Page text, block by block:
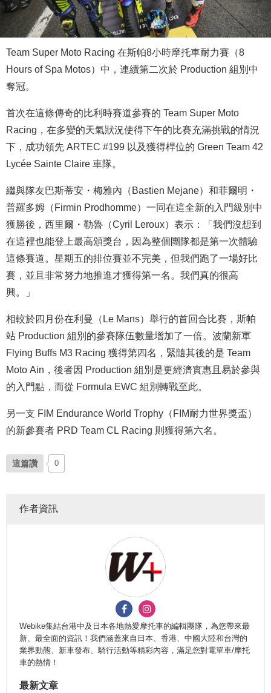
Team Super Moto Racing 在斯帕8小時摩托車耐力賽（8
Hours of Spa Motos）中，連續第二次於 Production 組別中
奪冠。
首次在這條傳奇的比利時賽道參賽的 Team Super Moto
Racing，在多變的天氣狀況使得下午的比賽充滿挑戰的情況
下，成功領先 ARTEC #199 以及獲得桿位的 Green Team 42
Lycée Sainte Claire 車隊。
繼與隊友巴斯蒂安・梅雅內（Bastien Mejane）和菲爾明・
普羅多姆（Firmin Prodhomme）一同在這全新的入門級別中
獲勝後，西里爾・勒魯（Cyril Leroux）表示：「我們沒想到
在這裡也能登上最高頒獎台，因為整個團隊都是第一次體驗
這條賽道。星期五的排位賽並不完美，但我們跑了一場好比
賽，並且非常努力地推進才獲得第一名。我們真的很高
興。」
相較於四月份在利曼（Le Mans）舉行的首回合比賽，斯帕
站 Production 組別的參賽隊伍數量增加了一倍。波蘭新軍
Flying Buffs M3 Racing 獲得第四名，緊隨其後的是 Team
Moto Ain，後者因 Production 組別是更經濟實惠且易於參與
的入門點，而從 Formula EWC 組別轉戰至此。
另一支 FIM Endurance World Trophy（FIM耐力世界獎盃）
的新參賽者 PRD Team CL Racing 則獲得第六名。
這篇讚 0
作者資訊
Webike集結台港中及日本各地熱愛摩托車的編輯團隊，為您帶來最
新、最全面的資訊！我們涵蓋來自日本、香港、中國大陸和台灣的
業界動態、新車發布、騎行活動等精彩內容，滿足您對電單車/摩托
車的熱情！
最新文章